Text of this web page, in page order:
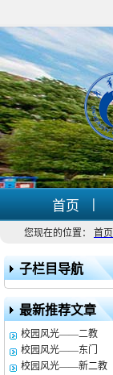
首页 |
您现在的位置： 首页
子栏目导航
最新推荐文章
校园风光——二教
校园风光——东门
校园风光——新二教